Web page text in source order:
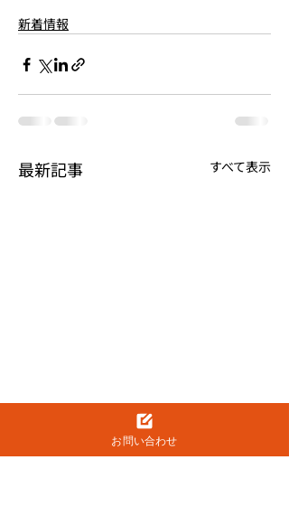
新着情報
最新記事 すべて表示
お問い合わせ